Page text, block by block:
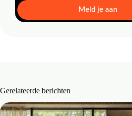
Meld je aan
Gerelateerde berichten